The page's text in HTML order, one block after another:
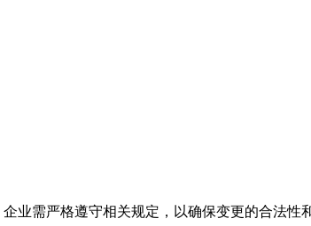
业需严格遵守相关规定，以确保变更的合法性